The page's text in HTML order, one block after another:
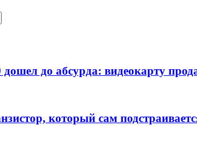
до абсурда: видеокарту
который сам